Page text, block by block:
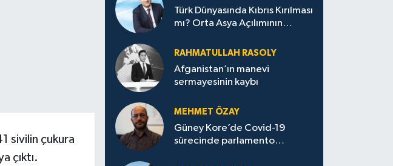
sivilin çukura
çıktı.
Türk Dünyasında Kıbrıs Kırılması
mı? Orta Asya Açılımının
Yansımaları
RAHMATULLAH RASOLY
Afganistan’ın manevi
sermayesinin kaybı
MEHMET ÖZAY
Güney Kore’de Covid-19
sürecinde parlamento